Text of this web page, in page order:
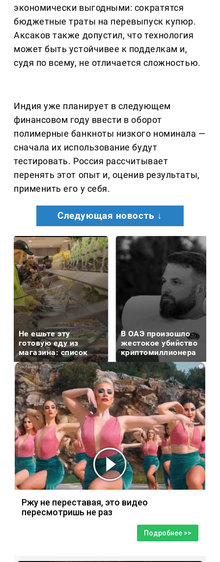
экономически выгодными: сократятся
бюджетные траты на перевыпуск купюр.
Аксаков также допустил, что технология
может быть устойчивее к подделкам и,
судя по всему, не отличается сложностью.
Индия уже планирует в следующем
финансовом году ввести в оборот
полимерные банкноты низкого номинала —
сначала их использование будут
тестировать. Россия рассчитывает
перенять этот опыт и, оценив результаты,
применить его у себя.
Следующая новость ↓
Не ешьте эту
готовую еду из
магазина: список
В ОАЭ произошло
жестокое убийство
криптомиллионера
i
Ржу не переставая, это видео
пересмотришь не раз
Подробнее >>